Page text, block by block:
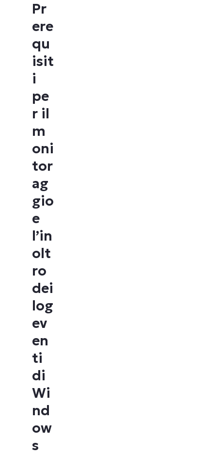
Pr
ere
qu
isit
i
pe
r il
m
oni
tor
ag
gio
e
l’in
olt
ro
dei
log
ev
en
ti
di
Wi
nd
ow
s